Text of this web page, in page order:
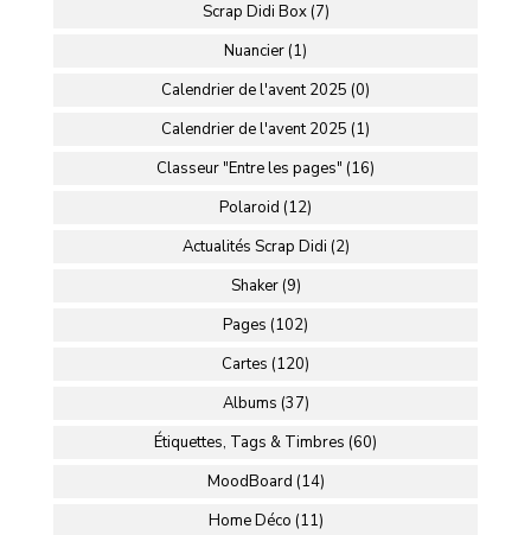
Scrap Didi Box (7)
Nuancier (1)
Calendrier de l'avent 2025 (0)
Calendrier de l'avent 2025 (1)
Classeur "Entre les pages" (16)
Polaroid (12)
Actualités Scrap Didi (2)
Shaker (9)
Pages (102)
Cartes (120)
Albums (37)
Étiquettes, Tags & Timbres (60)
MoodBoard (14)
Home Déco (11)